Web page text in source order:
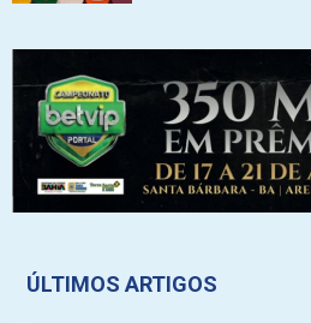
ÚLTIMOS ARTIGOS